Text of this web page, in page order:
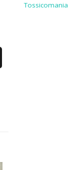
Tossicomania